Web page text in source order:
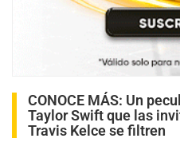
CONOCE MÁS: Un
Taylor Swift que las
Travis Kelce se filtren